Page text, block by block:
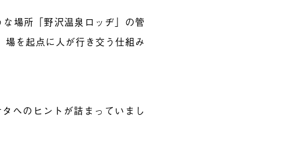
場所「野沢温泉ロッヂ」の管
を起点に人が行き交う仕組み
へのヒントが詰まっていまし